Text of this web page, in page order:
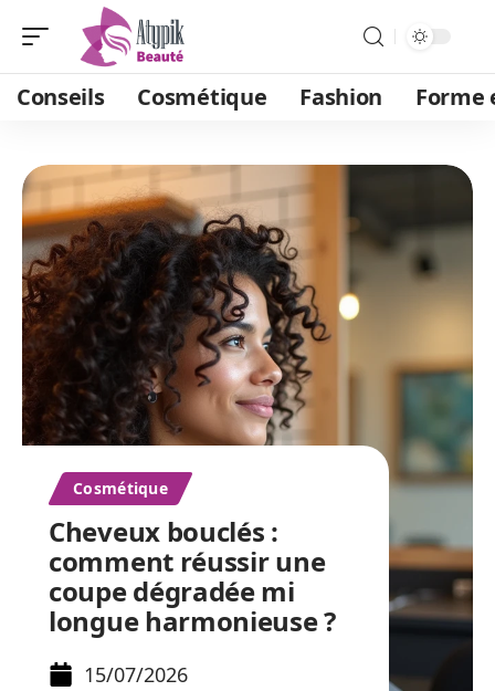
Conseils Cosmétique Fashion Forme
Cosmétique
Cheveux bouclés :
comment réussir une
coupe dégradée mi
longue harmonieuse ?
15/07/2026